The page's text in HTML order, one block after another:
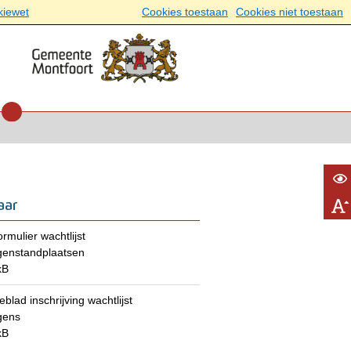
Cookies toestaan Cookies niet toestaan
wachtlijst
inschrijving wachtlijst